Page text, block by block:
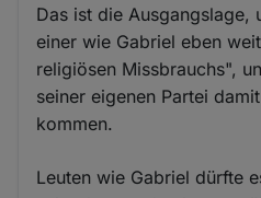
Das ist die Ausgangslage,
einer wie Gabriel eben
religiösen Missbrauchs",
seiner eigenen Partei
kommen.
Leuten wie Gabriel dürfte